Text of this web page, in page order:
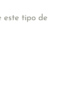
este tipo de